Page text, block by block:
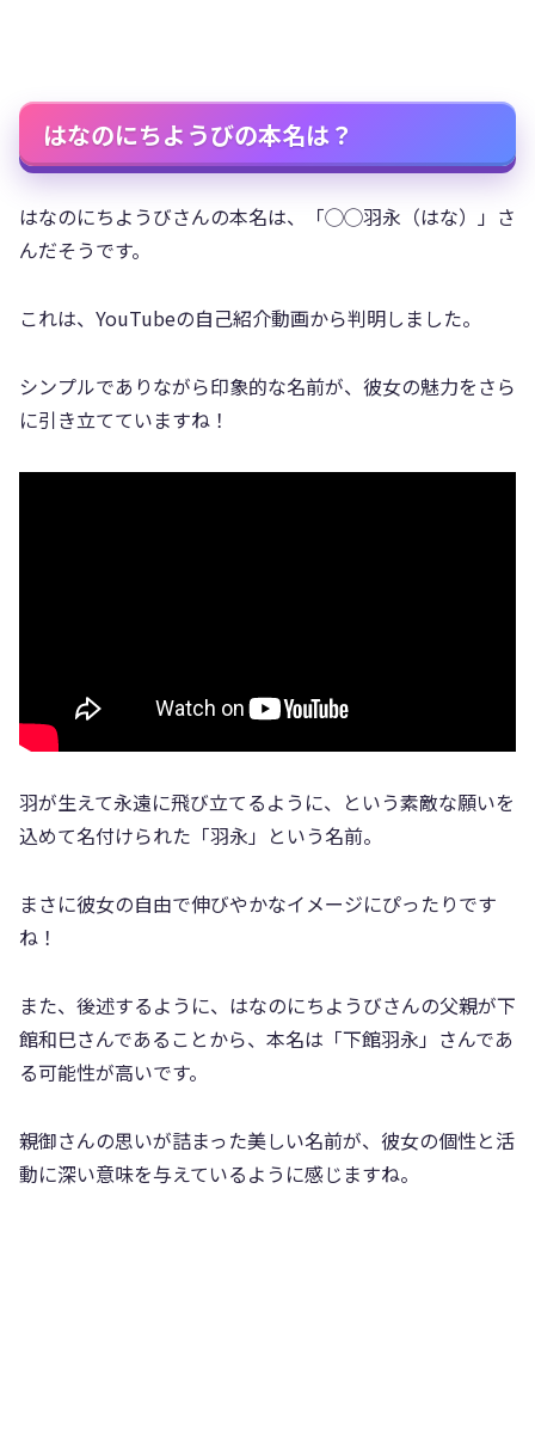
はなのにちようびの本名は？
はなのにちようびさんの本名は、「◯◯羽永（はな）」さ
んだそうです。
これは、YouTubeの自己紹介動画から判明しました。
シンプルでありながら印象的な名前が、彼女の魅力をさら
に引き立てていますね！
羽が生えて永遠に飛び立てるように、という素敵な願いを
込めて名付けられた「羽永」という名前。
まさに彼女の自由で伸びやかなイメージにぴったりです
ね！
また、後述するように、はなのにちようびさんの父親が下
館和巳さんであることから、本名は「下館羽永」さんであ
る可能性が高いです。
親御さんの思いが詰まった美しい名前が、彼女の個性と活
動に深い意味を与えているように感じますね。